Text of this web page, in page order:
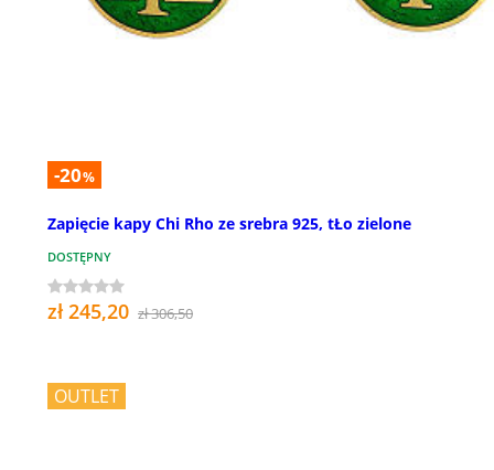
-20%
Zapięcie kapy Chi Rho ze srebra 925, tŁo zielone
DOSTĘPNY
zł 245,20 zł 306,50
OUTLET